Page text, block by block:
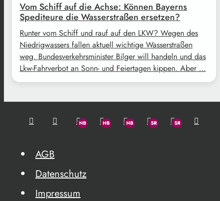
Vom Schiff auf die Achse: Können Bayerns
Spediteure die Wasserstraßen ersetzen?
Runter vom Schiff und rauf auf den LKW? Wegen des
Niedrigwassers fallen aktuell wichtige Wasserstraßen
weg. Bundesverkehrsminister Bilger will handeln und das
Lkw-Fahrverbot an Sonn- und Feiertagen kippen. Aber …
AGB
Datenschutz
Impressum